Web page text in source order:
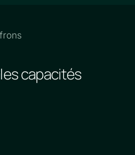
capacités